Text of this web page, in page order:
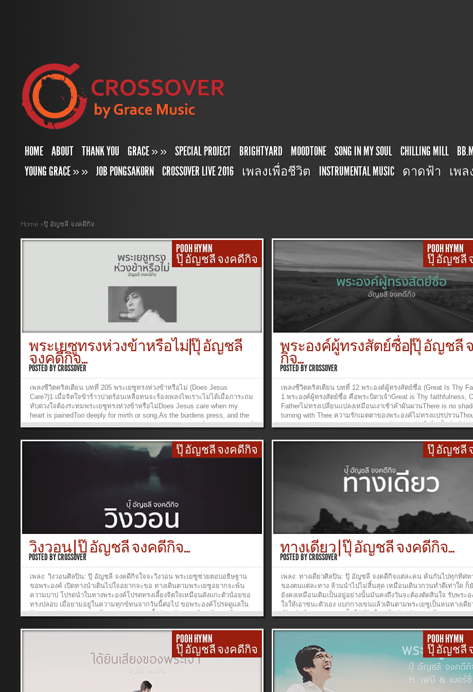
HOME ABOUT THANK YOU GRACE»» SPECIAL PROJECT BRIGHTYARD MOODTONE SONG IN MY SOUL CHILLING MILL
YOUNG GRACE»» JOB PONGSAKORN CROSSOVER LIVE 2016 เพลงเพื่อชีวิต INSTRUMENTAL MUSIC ดาดฟ้า เพล
Home »ปุ๊ อัญชลี จงคดีกิจ
POOH HYMN
ปุ๊ อัญชลี จงคดีกิจ
พระเยซูทรงห่วงข้าหรือไม่|ปุ๊ อัญชลี
จงคดีกิจ...
POSTED BYCROSSOVER
เพลงชีวิตคริสเตียน บทที่ 205 พระเยซูทรงห่วงข้าหรือไม่ (Does Jesus
Care?)1.เมื่อจิตใจข้าร้าวปวดร้อนเหลือทนจะร้องเพลงไพเราะไม่ได้เมื่อภาระถม
ทับดวงใจต้องระทมพระเยซูทรงห่วงข้าหรือไม่Does Jesus care when my
heart is painedToo deeply for mirth or song,As the burdens press, and the
cares distress,And the way grows weary and long?พระองค์ทรงห่วง พระองค์
heart is touched with my grief;กลางวันอ่อนระอาใจ กลางคืนเมื่อยล้ากายข้ารู้
พระองค์ทรงห่วงWhen the days are weary, the long nights dreary,I know my
อำลาจากโลกจิตใจของข้าแสนเศร้าโศกใจข้าจวนจะแตก ทรวงอกจวนจะแยก
พระเยซูทรงห่วงข้าหรือไม่Does Jesus care when I’ve said “goodbye”To the
dearest on earth to me,And my sad heart aches till it nearly breaksIs it
aught to Him? Does He see?___________________________ Producer :
เรืองกิจ ยงปิยะกุลเนื้อร้อง : Frank E. Graeffทำนอง : J. Lincoln Hallเรียบเรียง:
เรืองกิจ ยงปิยะกุลศิลปิน: ปุ๊ อัญชลี จงคดีกิจAcoustic Guitar : สัจจะ ศรียุทธ
ไกร Keys : เรืองกิจ ยงปิยะกุลPiano : ปัญญา ปคูณปัญญาBass : บุรินทร์​ สุภัค
กุลห้องอัด : Flow Studio, Shengzim Studio, Raku StudioGraphic Designer :
เรืองกิจ...
»»
POOH HYMN
ปุ๊ อัญชลี
พระองค์ผู้ทรงสัตย์ซื่อ|ปุ๊ อัญชลี
กิจ...
POSTED BYCROSSOVER
เพลงชีวิตคริสเตียน บทที่ 12.พระองค์ผู้ทรงสัตย์ซื่อ (Great Is Thy
1.พระองค์ผู้ทรงสัตย์ซื่อ คือพระบิดาเจ้าGreat is Thy faithfulness,
Fatherไม่ทรงเปลี่ยนแปลงเหมือนเงาเช้าค่ำผันผวนThere is no
turning with Thee.ความรักเมตตาของพระองค์ไม่ทรงแปรปรวน
not; Thy compassions, they fail not,ถ้วนทุกสมัยสืบไปเป็นนิจนิรัน
สัตย์ซื่อGreat is Thy faithfulness Great is Thy faithfulnessทุกมื้อ
เมตตามีใหม่ๆMorning by morning new mercies I see.เมื่อข้าต้อง
สัตย์ซื่อ แก่ข้าพระองค์Great is Thy faithfulness, Lord, unto me.2.ฤ
ว่า ฤดูหนาวหรือร้อนSummer and winter, springtime and harvest,
จันทร ภมรปักษาSun, moon, and stars in their courses above,คณ
ทรงซื่อสัตย์และทรงรักเมตตาTo Thy great faithfulness, mercy and
love.3.พระเจ้าทรงยกโทษให้ ประทานความสุขใจPardon for sin
that endureth,พระองค์สถิตอยู่ใกล้ ทรงช่วยแนะนำThine own dear
to cheer and to guide.ค้ำชูกำลังให้ข้า วันนี้วันข้างหน้าStrength for
bright hope for tomorrow,ทรงอวยพระพรมากเหลือที่จะนับได้
mine, with ten thousand beside.
Runyanเรียบเรียง: เรืองกิจ ยงปิยะกุลศิลปิน: ปุ๊ อัญชลี จงคดีกิจ
: สัจจะ ศรียุทธไกรKeys : เรืองกิจ ยงปิยะกุลPiano : ปัญญา ปคูณ
บุรินทร์​ สุภัครพงษ์กุลDrum : สรรเสริญ ดวงคำMixed and
สุภัครพงษ์กุลห้องอัด : Flow Studio, Shengzim Studio, Raku
Designer : เรืองกิจ ยงปิยะกุล...
ปุ๊ อัญชลี จงคดีกิจ
วิงวอน | ปุ๊ อัญชลี จงคดีกิจ...
POSTED BYCROSSOVER
เพลง: วิงวอนศิลปิน: ปุ๊ อัญชลี จงคดีกิจใจจะวิงวอน พระเยซูช่วยตอบอธิษฐาน
ขอพระองค์ เปิดทางนำเดินไปใจอยากจะขอ ทางเดินตามพระเยซูอยากจะพ้น
ความบาป โปรดนำในทางพระองค์โปรดทรงเลี้ยงจิตใจเหมือนดังแกะตัวน้อยขอ
ทรงปลอบ เมื่อยามอยู่ในความทุกข์ทนจากวันนี้ต่อไป ขอพระองค์โปรดดูแลใน
อ้อมแขนอันอบอุ่น ตลอดไป ขอทรงเมตตาเนื้อร้อง/ทำนอง/เรียบเรียง : เรือง
»»
ปุ๊ อัญชลี
ทางเดียว | ปุ๊ อัญชลี จงคดีกิจ...
POSTED BYCROSSOVER
เพลง: ทางเดียวศิลปิน: ปุ๊ อัญชลี จงคดีกิจแต่ละคน ค้นกันไปทุกทิศท
ของตนแต่ละทาง ล้วนนำไปไม่สิ้นสุด เหมือนเดินวกวนทำดีเท่าใด ก็
ยังคงเหมือนเดิมเป็นอยู่อย่างนั้นมันคงถึงวันจะต้องตัดสินใจ รับพระอ
ใจให้เอาชนะตัวเอง แบกกางเขนแล้วเดินตามพระเยซูเป็นหนทางเดี
ชีวิตเดินไปพระเยซูเท่านั้นให้ชีวิตใหม่ ไม่ต้องค้นหาต่อไป...
POOH HYMN
ปุ๊ อัญชลี จงคดีกิจ
POOH HYMN
ปุ๊ อัญชลี